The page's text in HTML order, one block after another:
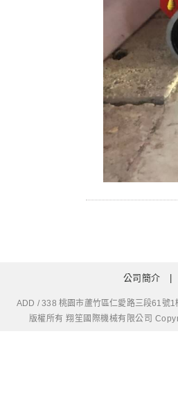
公司簡介
ADD / 338 桃園市蘆竹區仁愛路三
版權所有 翔笙國際機械有限公司